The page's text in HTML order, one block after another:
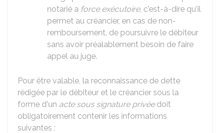
notarié a force exécutoire, c'est-à-dire qu'il
permet au créancier, en cas de non-
remboursement, de poursuivre le débiteur
sans avoir préalablement besoin de faire
appel au juge.
Pour être valable, la reconnaissance de dette
rédigée par le débiteur et le créancier sous la
forme d'un acte sous signature privéedoit
obligatoirement contenir les informations
suivantes :